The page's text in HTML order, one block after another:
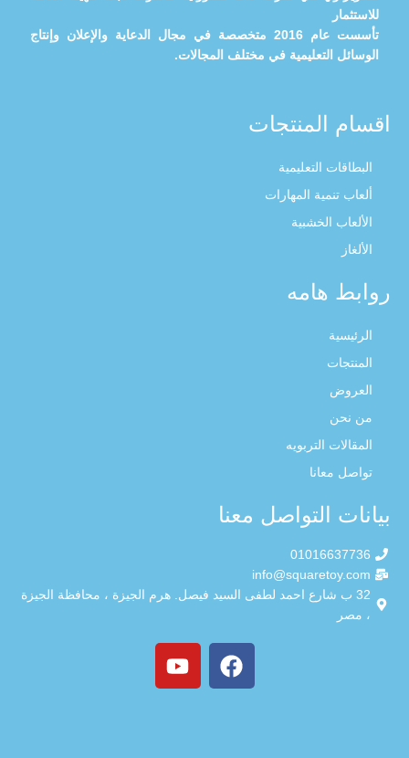
للاستثمار
تأسست عام 2016 متخصصة في مجال الدعاية والإعلان وإنتاج
الوسائل التعليمية في مختلف المجالات.
اقسام المنتجات
البطاقات التعليمية
ألعاب تنمية المهارات
الألعاب الخشبية
الألغاز
روابط هامه
الرئيسية
المنتجات
العروض
من نحن
المقالات التربويه
تواصل معانا
بيانات التواصل معنا
01016637736
info@squaretoy.com
32 ب شارع احمد لطفى السيد فيصل. هرم الجيزة ، محافظة الجيزة
، مصر